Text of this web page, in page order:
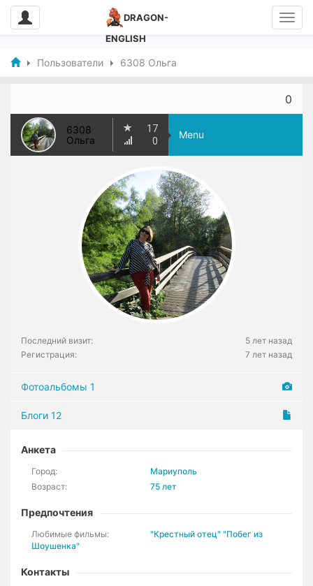
DRAGON-
ENGLISH
Пользователи 6308 Ольга
0
6308
Ольга
17
0
Menu
Последний визит:
5 лет назад
Регистрация:
7 лет назад
Фотоальбомы 1
Блоги 12
Анкета
Город:
Мариуполь
Возраст:
75 лет
Предпочтения
Любимые фильмы:
"Крестный отец" "Побег из
Шоушенка"
Контакты